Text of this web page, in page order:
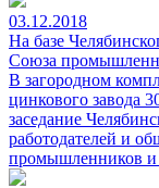
03.12.2018
На базе
Союза
В загородном
цинкового завода
заседание
работодателей и
промышленников и